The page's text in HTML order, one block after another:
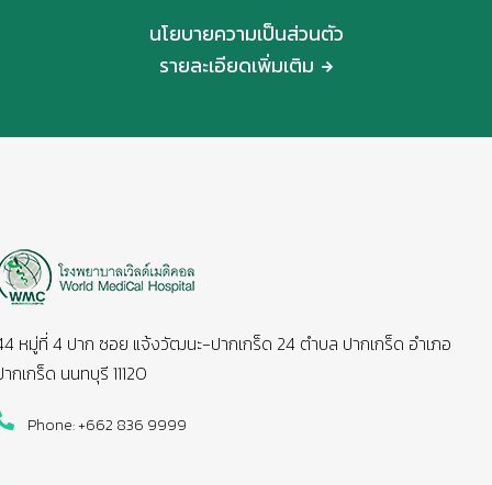
นโยบายความเป็นส่วนตัว
รายละเอียดเพิ่มเติม
หมู่ที่ 4 ปาก ซอย แจ้งวัฒนะ-ปากเกร็ด 24 ตำบล ปากเกร็ด อำเภอ
กเกร็ด นนทบุรี 11120
Phone: +662 836 9999